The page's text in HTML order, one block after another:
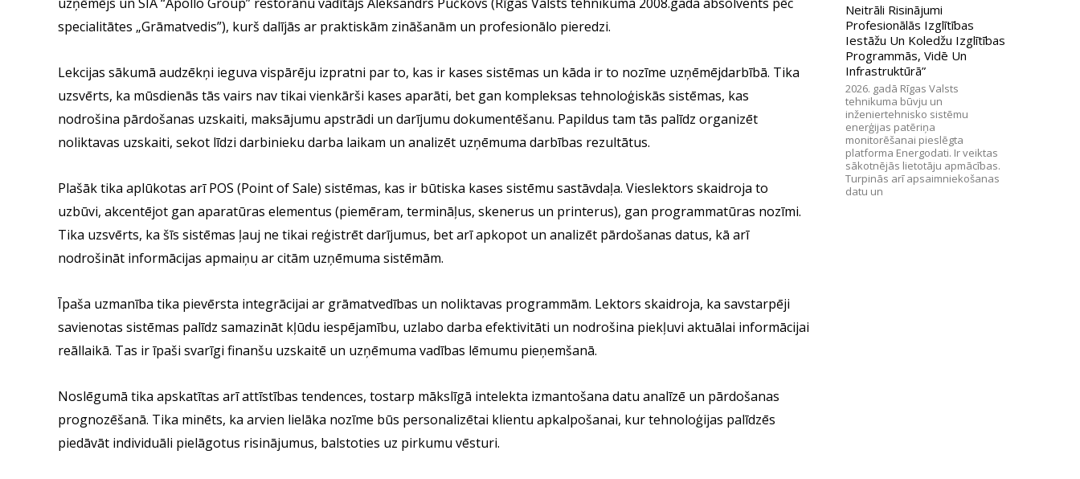
specialitātes „Grāmatvedis”), kurš dalījās ar praktiskām zināšanām un profesionālo pieredzi.
Lekcijas sākumā audzēkņi ieguva vispārēju izpratni par to, kas ir kases sistēmas un kāda ir to nozīme uzņēmējdarbībā. Tika
uzsvērts, ka mūsdienās tās vairs nav tikai vienkārši kases aparāti, bet gan kompleksas tehnoloģiskās sistēmas, kas
nodrošina pārdošanas uzskaiti, maksājumu apstrādi un darījumu dokumentēšanu. Papildus tam tās palīdz organizēt
noliktavas uzskaiti, sekot līdzi darbinieku darba laikam un analizēt uzņēmuma darbības rezultātus.
Plašāk tika aplūkotas arī POS (Point of Sale) sistēmas, kas ir būtiska kases sistēmu sastāvdaļa. Vieslektors skaidroja to
uzbūvi, akcentējot gan aparatūras elementus (piemēram, termināļus, skenerus un printerus), gan programmatūras nozīmi.
Tika uzsvērts, ka šīs sistēmas ļauj ne tikai reģistrēt darījumus, bet arī apkopot un analizēt pārdošanas datus, kā arī
nodrošināt informācijas apmaiņu ar citām uzņēmuma sistēmām.
Īpaša uzmanība tika pievērsta integrācijai ar grāmatvedības un noliktavas programmām. Lektors skaidroja, ka savstarpēji
savienotas sistēmas palīdz samazināt kļūdu iespējamību, uzlabo darba efektivitāti un nodrošina piekļuvi aktuālai informācijai
reāllaikā. Tas ir īpaši svarīgi finanšu uzskaitē un uzņēmuma vadības lēmumu pieņemšanā.
Noslēgumā tika apskatītas arī attīstības tendences, tostarp mākslīgā intelekta izmantošana datu analīzē un pārdošanas
prognozēšanā. Tika minēts, ka arvien lielāka nozīme būs personalizētai klientu apkalpošanai, kur tehnoloģijas palīdzēs
piedāvāt individuāli pielāgotus risinājumus, balstoties uz pirkumu vēsturi.
Neitrāli Risinājumi
Profesionālās Izglītības
Iestāžu Un Koledžu Izglītības
Programmās, Vidē Un
Infrastruktūrā”
2026. gadā Rīgas Valsts
tehnikuma būvju un
inženiertehnisko sistēmu
enerģijas patēriņa
monitorēšanai pieslēgta
platforma Energodati. Ir veiktas
sākotnējās lietotāju apmācības.
Turpinās arī apsaimniekošanas
datu un